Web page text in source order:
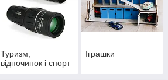
Туризм,
відпочинок і спорт
Іграшки